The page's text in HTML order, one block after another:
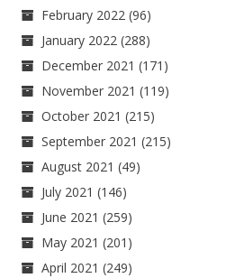
February 2022 (96)
January 2022 (288)
December 2021 (171)
November 2021 (119)
October 2021 (215)
September 2021 (215)
August 2021 (49)
July 2021 (146)
June 2021 (259)
May 2021 (201)
April 2021 (249)